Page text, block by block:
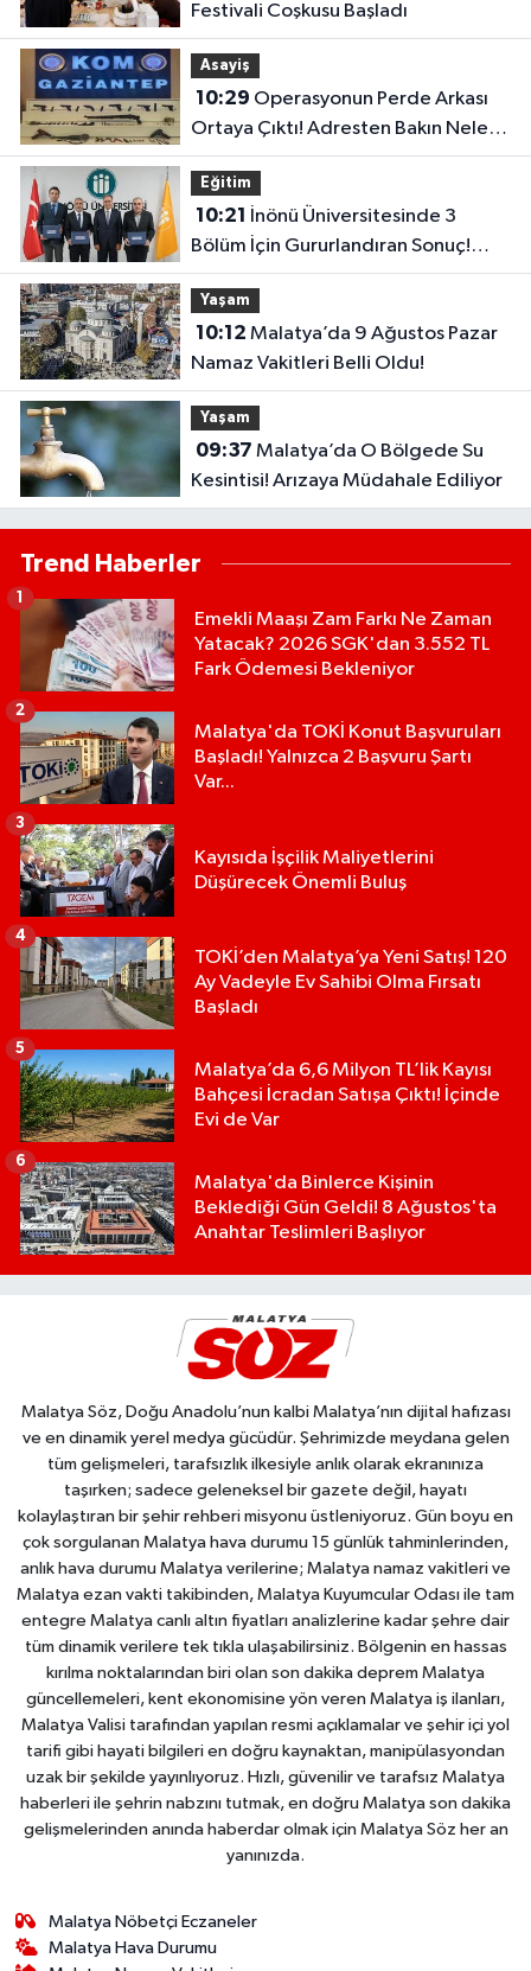
Festivali Coşkusu Başladı
Asayiş
10:29
Ortaya Çıktı! Adresten Bakın Neler
Çıktı
Eğitim
10:21
Bölüm İçin Gururlandıran Sonuç!
2028’e Kadar Geçerli
Yaşam
10:12
Namaz Vakitleri Belli Oldu!
Yaşam
09:37
Kesintisi! Arızaya Müdahale Ediliyor
Trend Haberler
Emekli Maaşı Zam Farkı Ne Zaman
Yatacak? 2026 SGK'dan 3.552 TL
Fark Ödemesi Bekleniyor
1
Malatya'da TOKİ Konut Başvuruları
Başladı! Yalnızca 2 Başvuru Şartı
Var...
2
Kayısıda İşçilik Maliyetlerini
Düşürecek Önemli Buluş
3
TOKİ’den Malatya’ya Yeni Satış! 120
Ay Vadeyle Ev Sahibi Olma Fırsatı
Başladı
4
Malatya’da 6,6 Milyon TL’lik Kayısı
Bahçesi İcradan Satışa Çıktı! İçinde
Evi de Var
5
Malatya'da Binlerce Kişinin
Beklediği Gün Geldi! 8 Ağustos'ta
Anahtar Teslimleri Başlıyor
6
Malatya Söz, Doğu Anadolu’nun kalbi Malatya’nın dijital hafızası
ve en dinamik yerel medya gücüdür. Şehrimizde meydana gelen
tüm gelişmeleri, tarafsızlık ilkesiyle anlık olarak ekranınıza
taşırken; sadece geleneksel bir gazete değil, hayatı
kolaylaştıran bir şehir rehberi misyonu üstleniyoruz. Gün boyu en
çok sorgulanan Malatya hava durumu 15 günlük tahminlerinden,
anlık hava durumu Malatya verilerine; Malatya namaz vakitleri ve
Malatya ezan vakti takibinden, Malatya Kuyumcular Odası ile tam
entegre Malatya canlı altın fiyatları analizlerine kadar şehre dair
tüm dinamik verilere tek tıkla ulaşabilirsiniz. Bölgenin en hassas
kırılma noktalarından biri olan son dakika deprem Malatya
güncellemeleri, kent ekonomisine yön veren Malatya iş ilanları,
Malatya Valisi tarafından yapılan resmi açıklamalar ve şehir içi yol
tarifi gibi hayati bilgileri en doğru kaynaktan, manipülasyondan
uzak bir şekilde yayınlıyoruz. Hızlı, güvenilir ve tarafsız Malatya
haberleri ile şehrin nabzını tutmak, en doğru Malatya son dakika
gelişmelerinden anında haberdar olmak için Malatya Söz her an
yanınızda.
Malatya Nöbetçi Eczaneler
Malatya Hava Durumu